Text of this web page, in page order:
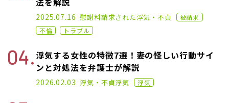
2023.04.19
2025.07.16 慰謝料請求された浮気・不貞
被請求
不倫
トラブル
浮気する女性の特徴7選！妻の怪しい行動サイ
ンと対処法を弁護士が解説
2023.01.18
2026.02.03 浮気・不貞浮気 浮気